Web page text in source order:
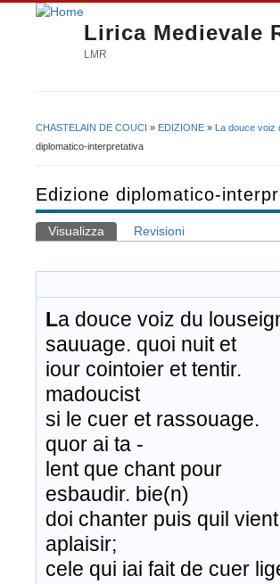
Lirica Medievale
LMR
Tu sei qui
CHASTELAIN DE COUCI » EDIZIONE » La douce voiz
diplomatico-interpretativa
Edizione diplomatico-
Schede primarie
Visualizza (scheda attiva)
Revisioni
La douce voiz du
sauuage. quoi nuit et
iour cointoier et tentir.
madoucist
si le cuer et rassouage.
quor ai ta -
lent que chant pour
esbaudir. bie(n)
doi chanter puis quil vient
aplaisir;
cele qui iai fait de cuer